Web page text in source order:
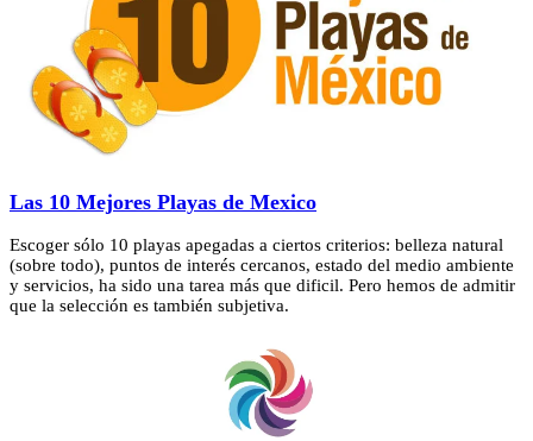
Las 10 Mejores Playas de Mexico
Escoger sólo 10 playas apegadas a ciertos criterios: belleza natural
(sobre todo), puntos de interés cercanos, estado del medio ambiente
y servicios, ha sido una tarea más que dificil. Pero hemos de admitir
que la selección es también subjetiva.